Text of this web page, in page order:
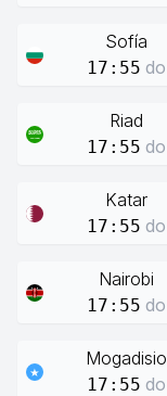
Sofía
17:55 do
Riad
17:55 do
Katar
17:55 do
Nairobi
17:55 do
Mogadisio
17:55 do